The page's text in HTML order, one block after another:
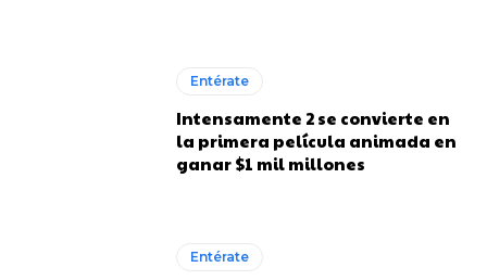
Entérate
Intensamente 2 se convierte en
la primera película animada en
ganar $1 mil millones
Entérate